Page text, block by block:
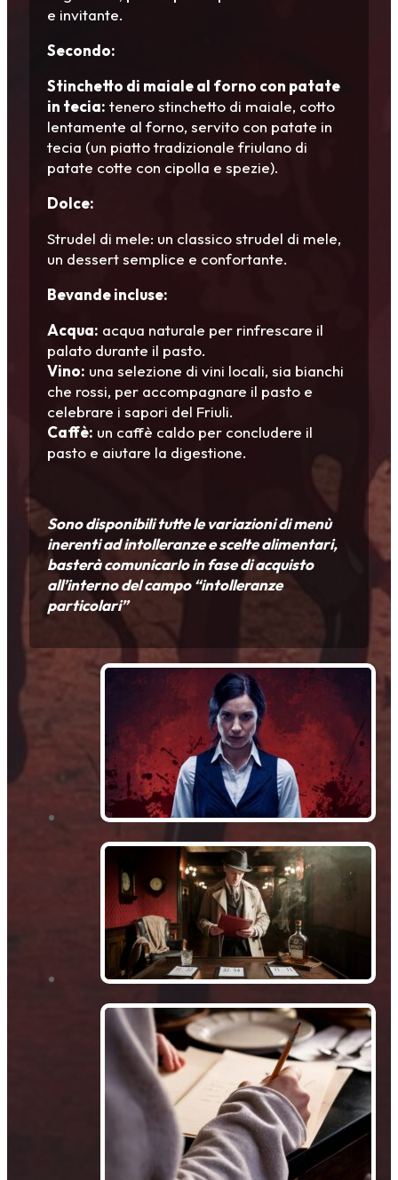
e invitante.
Secondo:
Stinchetto di maiale al forno con patate
in tecia: tenero stinchetto di maiale, cotto
lentamente al forno, servito con patate in
tecia (un piatto tradizionale friulano di
patate cotte con cipolla e spezie).
Dolce:
Strudel di mele: un classico strudel di mele,
un dessert semplice e confortante.
Bevande incluse:
Acqua: acqua naturale per rinfrescare il
palato durante il pasto.
Vino: una selezione di vini locali, sia bianchi
che rossi, per accompagnare il pasto e
celebrare i sapori del Friuli.
Caffè: un caffè caldo per concludere il
pasto e aiutare la digestione.
Sono disponibili tutte le variazioni di menù
inerenti ad intolleranze e scelte alimentari,
basterà comunicarlo in fase di acquisto
all’interno del campo “intolleranze
particolari”